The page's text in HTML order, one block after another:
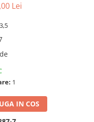
Lei
3,5
1
IN COS